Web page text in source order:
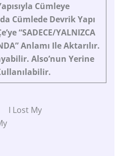
Cümleye
Cümlede Devrik Yapı
“SADECE/YALNIZCA
Anlamı Ile Aktarılır.
Also’nun Yerine